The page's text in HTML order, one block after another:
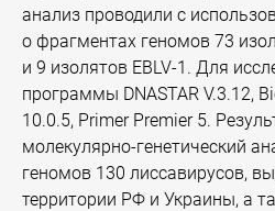
анализ проводили с
о фрагментах геномов 73
и 9 изолятов EBLV-1. Для
программы DNASTAR V.3.12,
10.0.5, Primer Premier 5.
молекулярно-генетический
геномов 130 лиссавирусов,
территории РФ и Украины, а